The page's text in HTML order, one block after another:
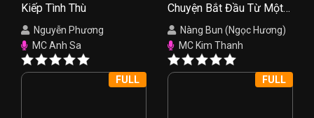
Kiếp Tình Thù
Nguyễn Phương
MC Anh Sa
Chuyện Bắt Đầu Từ Một
Nụ Hồng
Nàng Bun (Ngọc Hương)
MC Kim Thanh
FULL FULL